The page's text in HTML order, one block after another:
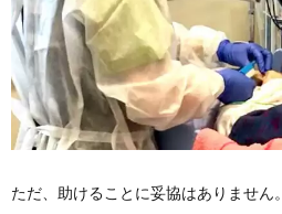
ただ、助けることに妥協はありません。